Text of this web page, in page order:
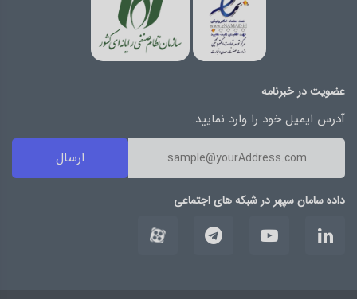
عضویت در خبرنامه
آدرس ایمیل خود را وارد نمایید.
ارسال
داده سامان سپهر در شبکه های اجتماعی